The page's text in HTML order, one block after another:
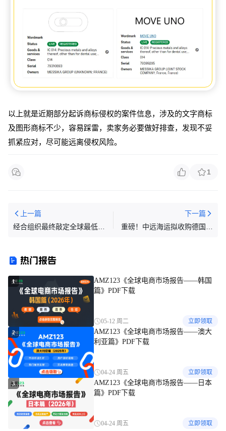
以上就是近期部分起诉商标侵权的案件信息， 涉及的文字商标
及图形商标不少， 容易踩雷， 卖家务必要做好排查，发现不妥
抓紧应对，尽可能远离侵权风险。
1
上一篇
经合组织最终敲定全球最低税
下一篇
重磅！中远海运拟收购德国百
热门报告
1
AMZ123《全球电商市场报告——韩国
篇》PDF下载
05-12 周二 立即领取
2
AMZ123《全球电商市场报告——澳大
利亚篇》PDF下载
04-24 周五 立即领取
3
AMZ123《全球电商市场报告——日本
篇》PDF下载
04-24 周五 立即领取